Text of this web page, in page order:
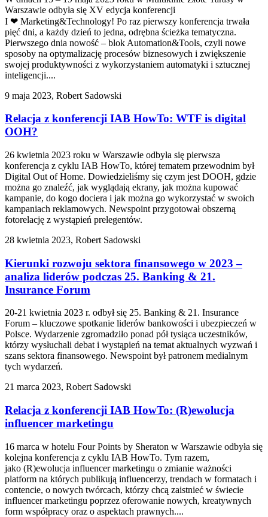
Warszawie odbyła się XV edycja konferencji
I ❤ Marketing&Technology! Po raz pierwszy konferencja trwała
pięć dni, a każdy dzień to jedna, odrębna ścieżka tematyczna.
Pierwszego dnia nowość – blok Automation&Tools, czyli nowe
sposoby na optymalizację procesów biznesowych i zwiększenie
swojej produktywności z wykorzystaniem automatyki i sztucznej
inteligencji....
9 maja 2023, Robert Sadowski
Relacja z konferencji IAB HowTo: WTF is digital
OOH?
26 kwietnia 2023 roku w Warszawie odbyła się pierwsza
konferencja z cyklu IAB HowTo, której tematem przewodnim był
Digital Out of Home. Dowiedzieliśmy się czym jest DOOH, gdzie
można go znaleźć, jak wyglądają ekrany, jak można kupować
kampanie, do kogo dociera i jak można go wykorzystać w swoich
kampaniach reklamowych. Newspoint przygotował obszerną
fotorelację z wystąpień prelegentów.
28 kwietnia 2023, Robert Sadowski
Kierunki rozwoju sektora finansowego w 2023 –
analiza liderów podczas 25. Banking & 21.
Insurance Forum
20-21 kwietnia 2023 r. odbył się 25. Banking & 21. Insurance
Forum – kluczowe spotkanie liderów bankowości i ubezpieczeń w
Polsce. Wydarzenie zgromadziło ponad pół tysiąca uczestników,
którzy wysłuchali debat i wystąpień na temat aktualnych wyzwań i
szans sektora finansowego. Newspoint był patronem medialnym
tych wydarzeń.
21 marca 2023, Robert Sadowski
Relacja z konferencji IAB HowTo: (R)ewolucja
influencer marketingu
16 marca w hotelu Four Points by Sheraton w Warszawie odbyła się
kolejna konferencja z cyklu IAB HowTo. Tym razem,
jako (R)ewolucja influencer marketingu o zmianie ważności
platform na których publikują influencerzy, trendach w formatach i
contencie, o nowych twórcach, którzy chcą zaistnieć w świecie
influencer marketingu poprzez oferowanie nowych, kreatywnych
form współpracy oraz o aspektach prawnych....